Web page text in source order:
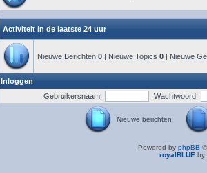
Activiteit in de laatste 24 uur
Nieuwe Berichten 0 | Nieuwe Topics 0 | Nieuwe
Inloggen
Gebruikersnaam:
Wachtwoord:
Nieuwe berichten
Powered by phpBB
royalBLUE by